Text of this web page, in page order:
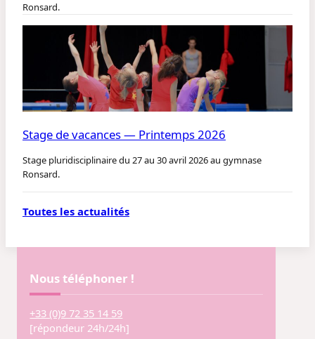
Ronsard.
Stage de vacances — Printemps 2026
Stage pluridisciplinaire du 27 au 30 avril 2026 au gymnase
Ronsard.
Toutes les actualités
Nous téléphoner !
+33 (0)9 72 35 14 59
[répondeur 24h/24h]